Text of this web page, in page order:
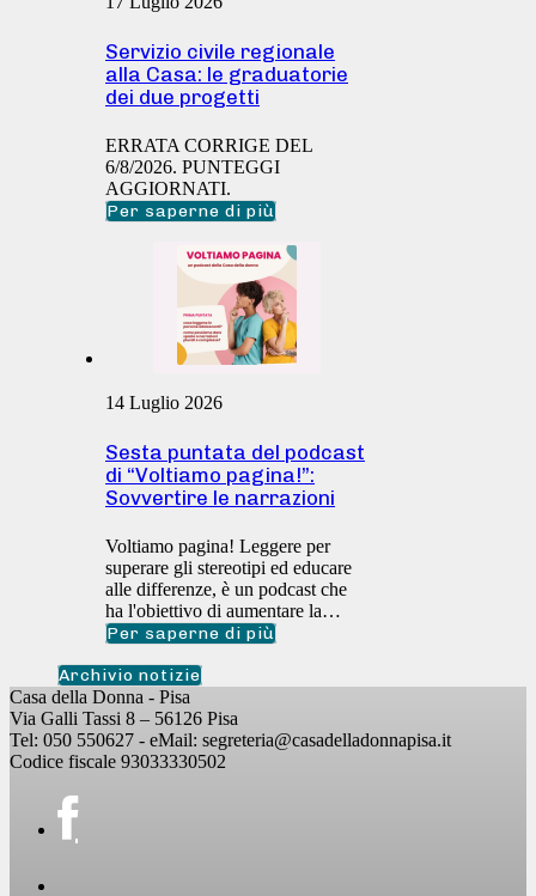
Servizio civile regionale
alla Casa: le graduatorie
dei due progetti
ERRATA CORRIGE DEL
6/8/2026. PUNTEGGI
AGGIORNATI.
Per saperne di più
14 Luglio 2026
Sesta puntata del podcast
di “Voltiamo pagina!”:
Sovvertire le narrazioni
Voltiamo pagina! Leggere per
superare gli stereotipi ed educare
alle differenze, è un podcast che
ha l'obiettivo di aumentare la…
Per saperne di più
Archivio notizie
Casa della Donna - Pisa
Via Galli Tassi 8 – 56126 Pisa
Tel: 050 550627 - eMail: segreteria@casadelladonnapisa.it
Codice fiscale 93033330502